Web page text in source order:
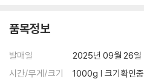
품목정보
발매일
2025년 09월 26일
시간/무게/크기
1000g | 크기확인중